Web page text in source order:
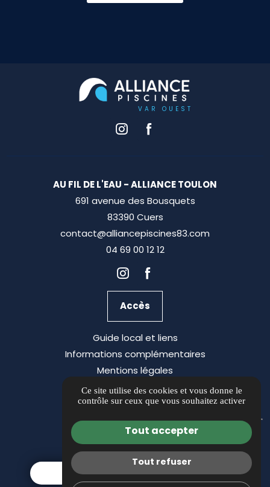
DEMANDEZ UN DEVIS
AU FIL DE L'EAU - ALLIANCE TOULON
691 avenue des Bousquets
83390 Cuers
contact@alliancepiscines83.com
04 69 00 12 12
Accès
Guide local et liens
Informations complémentaires
Mentions légales
Politique de confidentialité
Gestion des cookies
Ce site utilise des cookies et vous donne le
contrôle sur ceux que vous souhaitez activer
Tout accepter
Tout refuser